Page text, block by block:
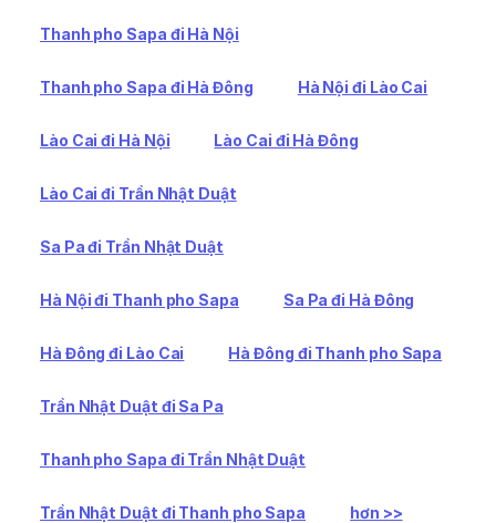
Thanh pho Sapa đi Hà Nội
Thanh pho Sapa đi Hà Đông Hà Nội đi Lào Cai
Lào Cai đi Hà Nội Lào Cai đi Hà Đông
Lào Cai đi Trần Nhật Duật
Sa Pa đi Trần Nhật Duật
Hà Nội đi Thanh pho Sapa Sa Pa đi Hà Đông
Hà Đông đi Lào Cai Hà Đông đi Thanh pho Sapa
Trần Nhật Duật đi Sa Pa
Thanh pho Sapa đi Trần Nhật Duật
Trần Nhật Duật đi Thanh pho Sapa hơn >>